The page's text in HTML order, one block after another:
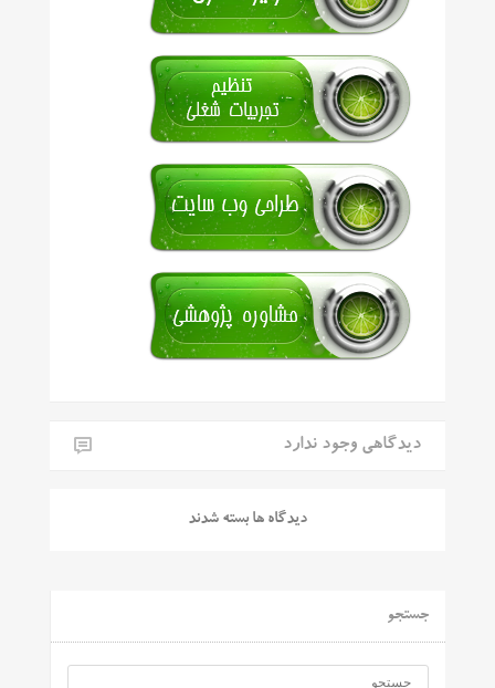
دیدگاهی وجود ندارد
دیدگاه ها بسته شدند
جستجو